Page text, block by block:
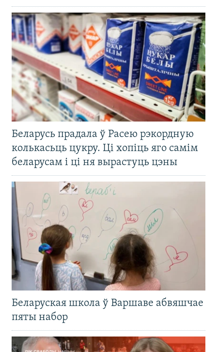
Беларусь прадала ў Расею рэкордную
колькасьць цукру. Ці хопіць яго самім
беларусам і ці ня вырастуць цэны
Беларуская школа ў Варшаве абвяшчае
пяты набор